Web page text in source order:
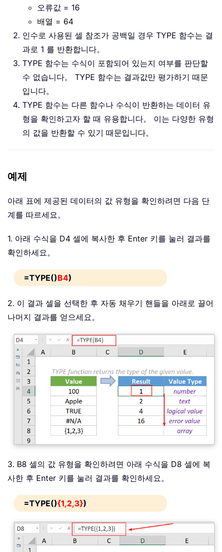
오류값 = 16
배열 = 64
인수로 사용된 셀 참조가 공백일 경우 TYPE 함수는 결
과로 1 를 반환합니다。
TYPE 함수는 수식이 포함되어 있는지 여부를 판단할
수 없습니다。 TYPE 함수는 결과값만 평가하기 때문
입니다。
TYPE 함수는 다른 함수나 수식이 반환하는 데이터 유
형을 확인하고자 할 때 유용합니다。 이는 다양한 유형
의 값을 반환할 수 있기 때문입니다。
예제
아래 표에 제공된 데이터의 값 유형을 확인하려면 다음 단
계를 따르세요。
1. 아래 수식을 D4 셀에 복사한 후 Enter 키를 눌러 결과를
확인하세요。
=TYPE()B4)
2. 이 결과 셀을 선택한 후 자동 채우기 핸들을 아래로 끌어
나머지 결과를 얻으세요。
3. B8 셀의 값 유형을 확인하려면 아래 수식을 D8 셀에 복
사한 후 Enter 키를 눌러 결과를 확인하세요。
=TYPE(){1,2,3})